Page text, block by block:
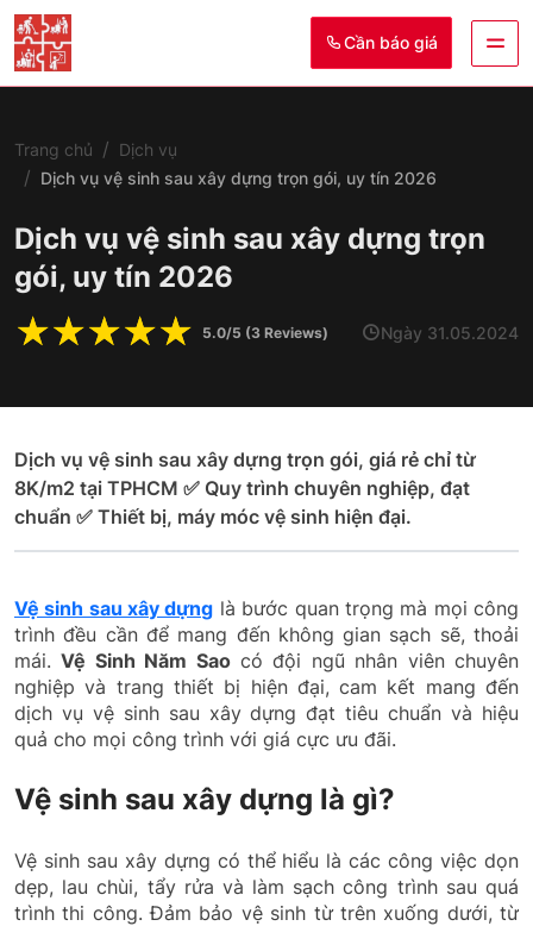
Cần báo giá
Trang chủ
Dịch vụ
Dịch vụ vệ sinh sau xây dựng trọn gói, uy tín 2026
Dịch vụ vệ sinh sau xây dựng trọn
gói, uy tín 2026
☆
☆
☆
☆
☆ 5.0/5 (3 Reviews) Ngày 31.05.2024
Dịch vụ vệ sinh sau xây dựng trọn gói, giá rẻ chỉ từ
8K/m2 tại TPHCM ✅ Quy trình chuyên nghiệp, đạt
chuẩn ✅ Thiết bị, máy móc vệ sinh hiện đại.
Vệ sinh sau xây dựng là bước quan trọng mà mọi công
trình đều cần để mang đến không gian sạch sẽ, thoải
mái.Vệ Sinh Năm Saocó đội ngũ nhân viên chuyên
nghiệp và trang thiết bị hiện đại, cam kết mang đến
dịch vụ vệ sinh sau xây dựng đạt tiêu chuẩn và hiệu
quả cho mọi công trình với giá cực ưu đãi.
Vệ sinh sau xây dựng là gì?
Vệ sinh sau xây dựng có thể hiểu là các công việc dọn
dẹp, lau chùi, tẩy rửa và làm sạch công trình sau quá
trình thi công. Đảm bảo vệ sinh từ trên xuống dưới, từ